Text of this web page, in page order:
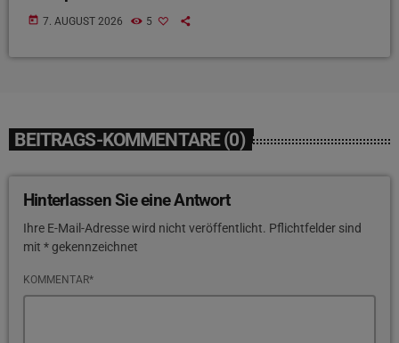
today 7. AUGUST 2026 5
BEITRAGS-KOMMENTARE (0)
Hinterlassen Sie eine Antwort
Ihre E-Mail-Adresse wird nicht veröffentlicht. Pflichtfelder sind
mit * gekennzeichnet
KOMMENTAR*